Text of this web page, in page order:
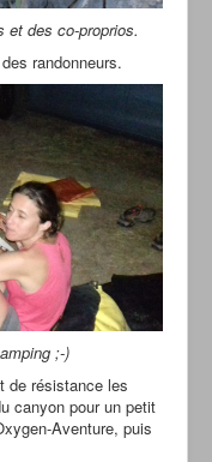
et des co-proprios.
randonneurs.
;-)
de résistance les
canyon pour un petit
Aventure, puis